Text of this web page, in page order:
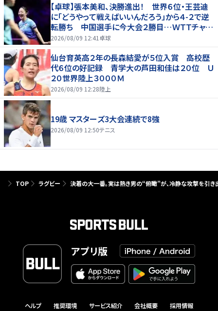
【卓球】張本美和、決勝進出！ 世界６位・王芸迪
に「どうやって戦えばいいんだろう」から４-２で逆
転勝ち 中国選手に今大会２勝目…ＷＴＴチャン
ピオンズ横浜
2026/08/09 12:41 卓球
仙台育英高２年の長森結愛が５位入賞 高校歴
代６位の好記録 青学大の芦田和佳は２０位 Ｕ
２０世界陸上３０００Ｍ
2026/08/09 12:28陸上
19歳 マスターズ3大会連続で8強
2026/08/09 12:50テニス
TOP ラグビー 決着の大一番。実は熱き男の“俯瞰”が、冷静な攻撃を引き
アプリ版
ヘルプ 推奨環境 サービス紹介 会社概要 採用情報